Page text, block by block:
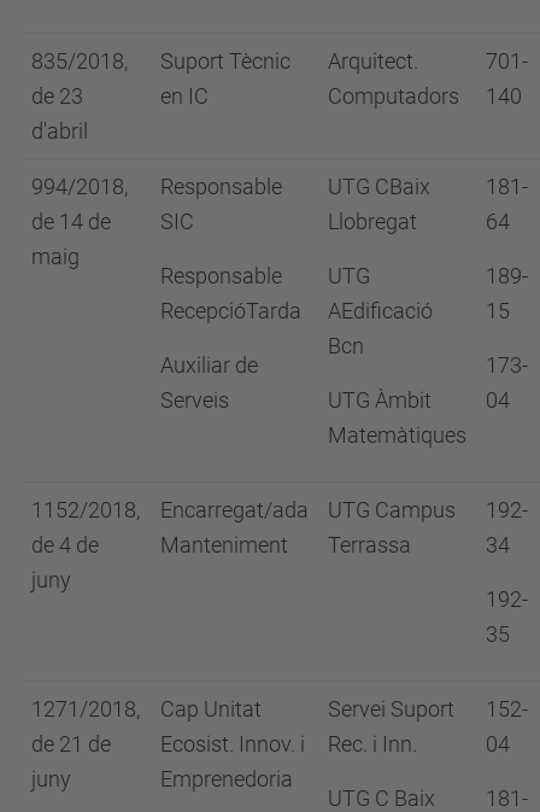
835/2018,
de 23
d'abril
Suport Tècnic
en IC
Arquitect.
Computadors
701-
140
994/2018,
de 14 de
maig
Responsable
SIC
Responsable
RecepcióTarda
Auxiliar de
Serveis
UTG CBaix
Llobregat
UTG
AEdificació
Bcn
UTG Àmbit
Matemàtiques
181-
64
189-
15
173-
04
1152/2018,
de 4 de
juny
Encarregat/ada
Manteniment
UTG Campus
Terrassa
192-
34
192-
35
1271/2018,
de 21 de
juny
Cap Unitat
Ecosist. Innov. i
Emprenedoria
Servei Suport
Rec. i Inn.
UTG C Baix
152-
04
181-